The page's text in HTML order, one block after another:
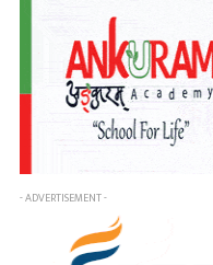
- ADVERTISEMENT -